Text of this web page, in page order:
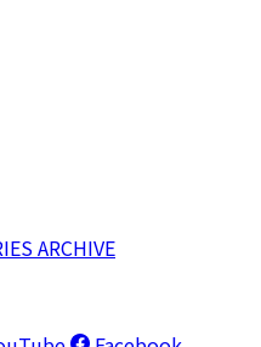
ARCHIVE